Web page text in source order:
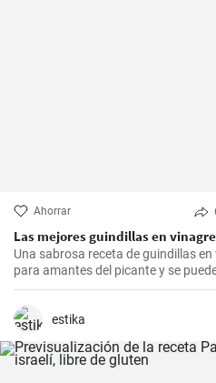
Ahorrar
Las mejores guindillas en
Una sabrosa receta de guindillas
para amantes del picante y se
periodo de tiempo.
estika